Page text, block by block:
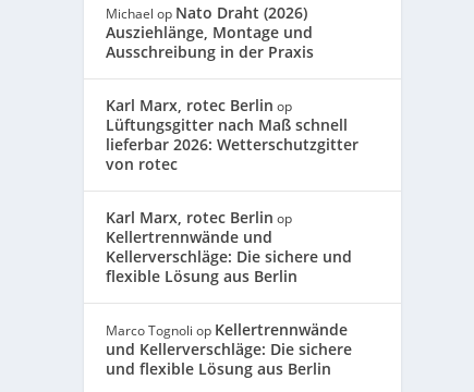
Michael op Nato Draht (2026)
Ausziehlänge, Montage und
Ausschreibung in der Praxis
Karl Marx, rotec Berlin op
Lüftungsgitter nach Maß schnell
lieferbar 2026: Wetterschutzgitter
von rotec
Karl Marx, rotec Berlin op
Kellertrennwände und
Kellerverschläge: Die sichere und
flexible Lösung aus Berlin
Marco Tognoli op Kellertrennwände
und Kellerverschläge: Die sichere
und flexible Lösung aus Berlin